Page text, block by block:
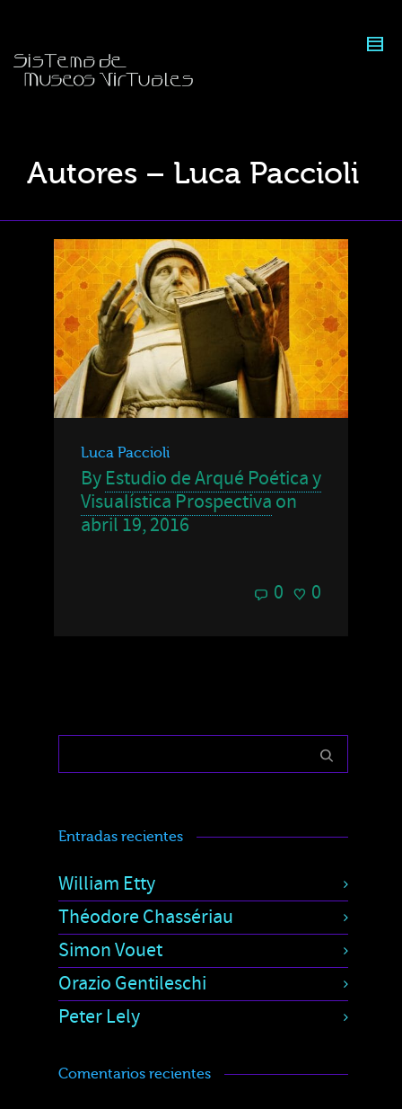
Autores – Luca Paccioli
Luca Paccioli
By Estudio de Arqué Poética y
Visualística Prospectivaon
abril 19, 2016
0 0
Entradas recientes
William Etty
Théodore Chassériau
Simon Vouet
Orazio Gentileschi
Peter Lely
Comentarios recientes